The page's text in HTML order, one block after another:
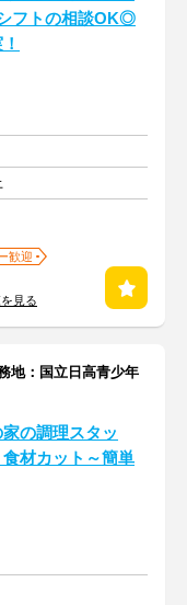
フトの相談OK◎
歓迎
見る
地：国立日高青少年
家の調理スタッ
材カット～簡単